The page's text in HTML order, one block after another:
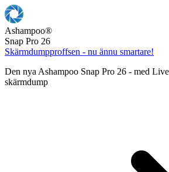
Ashampoo®
Snap Pro 26
Skärmdumpproffsen - nu ännu smartare!
Den nya Ashampoo Snap Pro 26 - med
skärmdump